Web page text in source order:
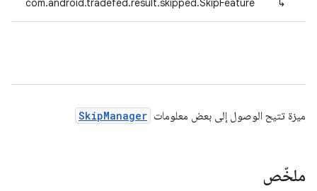
↳
com.android.tradefed.result.skipped.SkipFeature
ميزة تتيح الوصول إلى بعض معلومات SkipManager
ملخّص